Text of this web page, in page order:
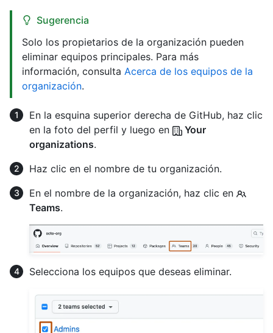
Sugerencia
Solo los propietarios de la organización pueden
eliminar equipos principales. Para más
información, consulta Acerca de los equipos de la
organización.
En la esquina superior derecha de GitHub, haz clic
en la foto del perfil y luego en
Your
organizations.
Haz clic en el nombre de tu organización.
En el nombre de la organización, haz clic en
Teams.
Selecciona los equipos que deseas eliminar.